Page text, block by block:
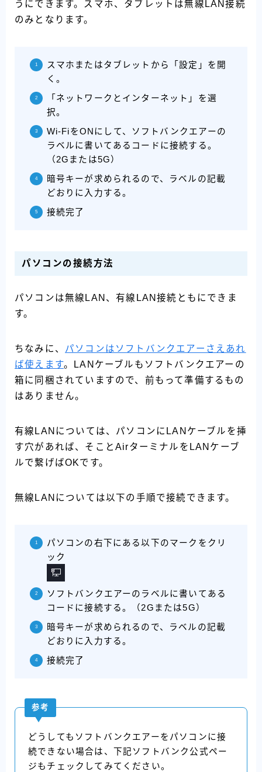
うにできます。スマホ、タブレットは無線LAN接続
のみとなります。
スマホまたはタブレットから「設定」を開
く。
「ネットワークとインターネット」を選
択。
Wi-FiをONにして、ソフトバンクエアーの
ラベルに書いてあるコードに接続する。
（2Gまたは5G）
暗号キーが求められるので、ラベルの記載
どおりに入力する。
接続完了
パソコンの接続方法
パソコンは無線LAN、有線LAN接続ともにできま
す。
ちなみに、 パソコンはソフトバンクエアーさえあれ
ば使えます。LANケーブルもソフトバンクエアーの
箱に同梱されていますので、前もって準備するもの
はありません。
有線LANについては、パソコンにLANケーブルを挿
す穴があれば、そことAirターミナルをLANケーブ
ルで繋げばOKです。
無線LANについては以下の手順で接続できます。
パソコンの右下にある以下のマークをクリ
ック
ソフトバンクエアーのラベルに書いてある
コードに接続する。（2Gまたは5G）
暗号キーが求められるので、ラベルの記載
どおりに入力する。
接続完了
参考
どうしてもソフトバンクエアーをパソコンに接
続できない場合は、下記ソフトバンク公式ペー
ジもチェックしてみてください。